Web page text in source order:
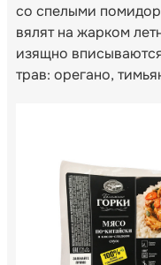
со спелыми
вялят на жарком
изящно
трав: орегано,